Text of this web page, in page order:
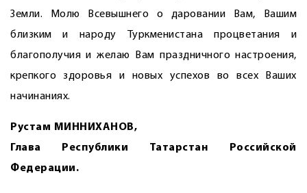
Земли. Молю Всевышнего о даровании Вам, Вашим
близким и народу Туркменистана процветания и
благополучия и желаю Вам праздничного настроения,
крепкого здоровья и новых успехов во всех Ваших
начинаниях.
Рустам МИННИХАНОВ,
Глава Республики Татарстан Российской
Федерации.